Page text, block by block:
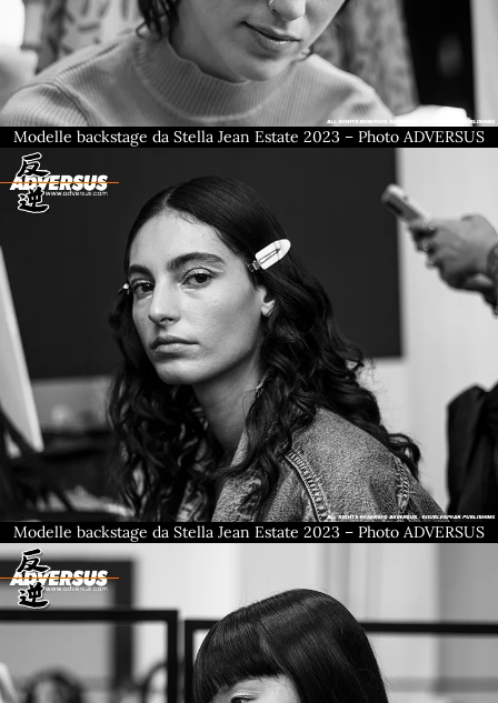
Modelle backstage da Stella Jean Estate 2023 – Photo ADVERSUS
Modelle backstage da Stella Jean Estate 2023 – Photo ADVERSUS